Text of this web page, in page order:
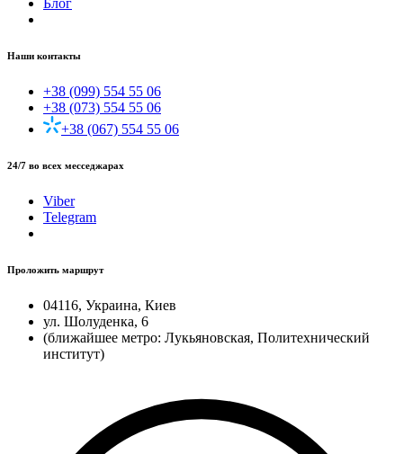
Блог
Наши контакты
+38 (099) 554 55 06
+38 (073) 554 55 06
+38 (067) 554 55 06
24/7 во всех месседжарах
Viber
Telegram
Проложить маршрут
04116, Украина, Киев
ул. Шолуденка, 6
(ближайшее метро: Лукьяновская, Политехнический
институт)